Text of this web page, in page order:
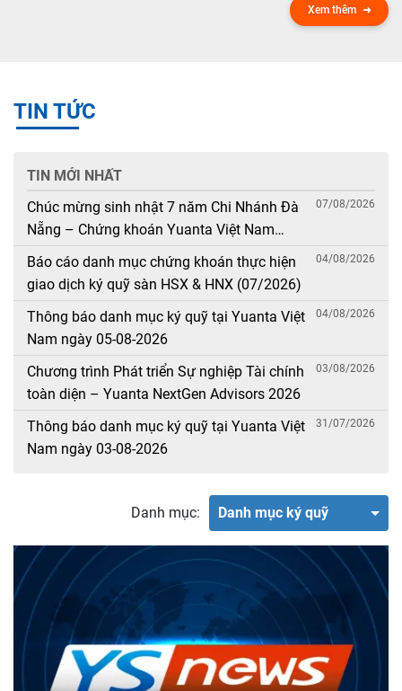
Xem thêm
TIN TỨC
TIN MỚI NHẤT
Chúc mừng sinh nhật 7 năm Chi Nhánh Đà
Nẵng – Chứng khoán Yuanta Việt Nam
(08/08/2019 – 08/08/2026)
07/08/2026
Báo cáo danh mục chứng khoán thực hiện
giao dịch ký quỹ sàn HSX & HNX (07/2026)
04/08/2026
Thông báo danh mục ký quỹ tại Yuanta Việt
Nam ngày 05-08-2026
04/08/2026
Chương trình Phát triển Sự nghiệp Tài chính
toàn diện – Yuanta NextGen Advisors 2026
03/08/2026
Thông báo danh mục ký quỹ tại Yuanta Việt
Nam ngày 03-08-2026
31/07/2026
Danh mục: Danh mục ký quỹ